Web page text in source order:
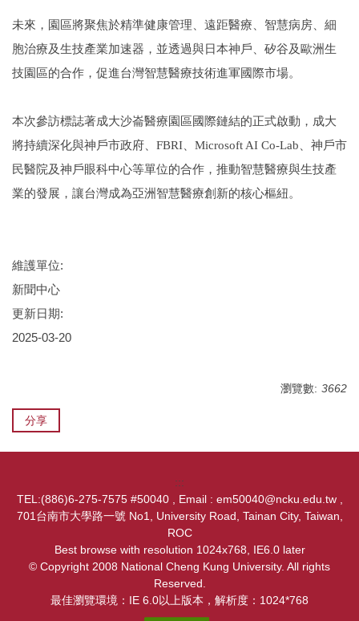
未來，園區將聚焦於精準健康管理、遠距醫療、智慧病房、細
胞治療及生技產業加速器，並透過與日本神戶、矽谷及歐洲生
技園區的合作，促進台灣智慧醫療技術進軍國際市場。
本次參訪標誌著成大沙崙醫療園區國際鏈結的正式啟動，成大
將持續深化與神戶市政府、FBRI、Microsoft AI Co-Lab、神戶市
民醫院及神戶眼科中心等單位的合作，推動智慧醫療與生技產
業的發展，讓台灣成為亞洲智慧醫療創新的核心樞紐。
維護單位:
新聞中心
更新日期:
2025-03-20
瀏覽數: 3662
分享
:::
TEL:(886)6-275-7575 #50040 , Email : em50040@ncku.edu.tw ,
701台南市大學路一號 No1, University Road, Tainan City, Taiwan,
ROC
Best browse with resolution 1024x768, IE6.0 later
© Copyright 2008 National Cheng Kung University. All rights
Reserved.
最佳瀏覽環境：IE 6.0以上版本，解析度：1024*768